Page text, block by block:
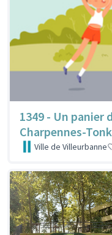
1349 - Un panier
Charpennes-
Ville de Villeurbanne